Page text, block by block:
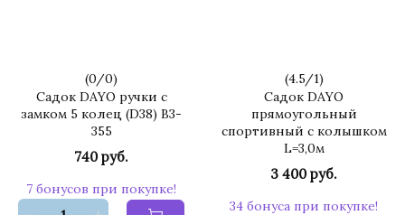
(0/0)
Садок DAYO ручки с
замком 5 колец (D38) B3-
355
740 руб.
7 бонусов при покупке!
(4.5/1)
Садок DAYO
прямоугольный
спортивный с колышком
L=3,0м
3 400 руб.
34 бонуса при покупке!